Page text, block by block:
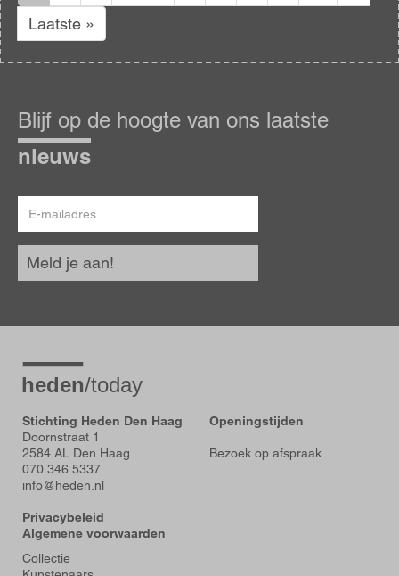
pagina
pagina
Laatste
pagina
Laatste »
op
de
hoogte
Blijf op de hoogte van ons laatste
nieuws
mailadres
Meld je aan!
Stichting Heden Den Haag
Doornstraat 1
2584 AL Den Haag
070 346 5337
info@heden.nl
Privacybeleid
Algemene voorwaarden
Openingstijden
Bezoek op afspraak
Voet
Collectie